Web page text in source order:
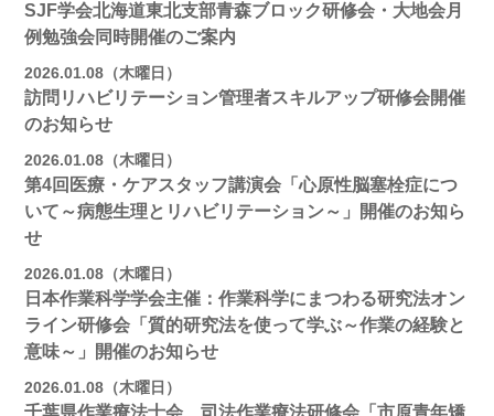
SJF学会北海道東北支部青森ブロック研修会・大地会月
例勉強会同時開催のご案内
2026.01.08（木曜日）
訪問リハビリテーション管理者スキルアップ研修会開催
のお知らせ
2026.01.08（木曜日）
第4回医療・ケアスタッフ講演会「心原性脳塞栓症につ
いて～病態生理とリハビリテーション～」開催のお知ら
せ
2026.01.08（木曜日）
日本作業科学学会主催：作業科学にまつわる研究法オン
ライン研修会「質的研究法を使って学ぶ～作業の経験と
意味～」開催のお知らせ
2026.01.08（木曜日）
千葉県作業療法士会 司法作業療法研修会「市原青年矯